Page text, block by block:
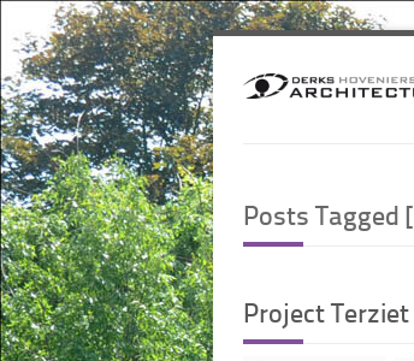
Posts Tagged [
Project Terziet